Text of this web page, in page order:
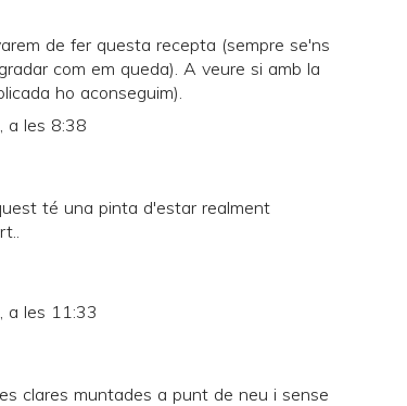
de fer questa recepta (sempre se'ns
com em queda). A veure si amb la
ho aconseguim).
a les 8:38
té una pinta d'estar realment
a les 11:33
clares muntades a punt de neu i sense